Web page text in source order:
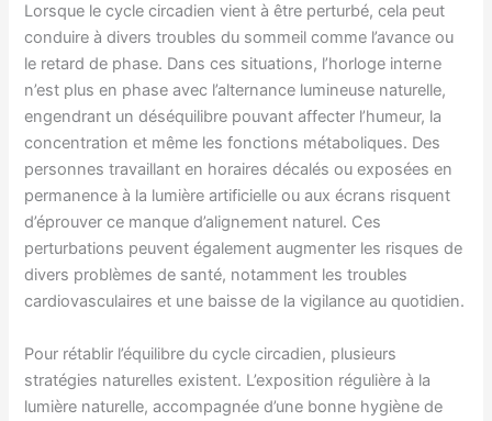
Lorsque le cycle circadien vient à être perturbé, cela peut
conduire à divers troubles du sommeil comme l’avance ou
le retard de phase. Dans ces situations, l’horloge interne
n’est plus en phase avec l’alternance lumineuse naturelle,
engendrant un déséquilibre pouvant affecter l’humeur, la
concentration et même les fonctions métaboliques. Des
personnes travaillant en horaires décalés ou exposées en
permanence à la lumière artificielle ou aux écrans risquent
d’éprouver ce manque d’alignement naturel. Ces
perturbations peuvent également augmenter les risques de
divers problèmes de santé, notamment les troubles
cardiovasculaires et une baisse de la vigilance au quotidien.
Pour rétablir l’équilibre du cycle circadien, plusieurs
stratégies naturelles existent. L’exposition régulière à la
lumière naturelle, accompagnée d’une bonne hygiène de